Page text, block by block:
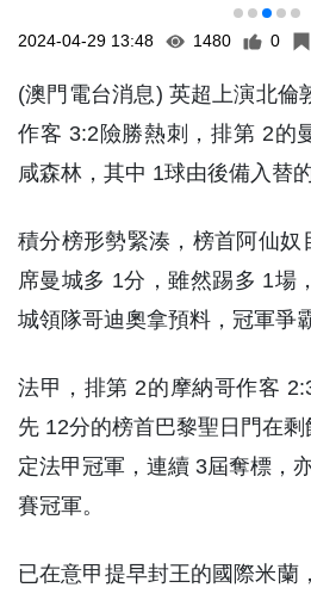
2024-04-29 13:48 1480 0
(澳門電台消息) 英超上演北倫
作客 3:2險勝熱刺，排第 2的
咸森林，其中 1球由後備入替
積分榜形勢緊湊，榜首阿仙奴
席曼城多 1分，雖然踢多 1場
城領隊哥迪奧拿預料，冠軍爭
法甲，排第 2的摩納哥作客
先 12分的榜首巴黎聖日門在
定法甲冠軍，連續 3屆奪標，
賽冠軍。
已在意甲提早封王的國際米蘭